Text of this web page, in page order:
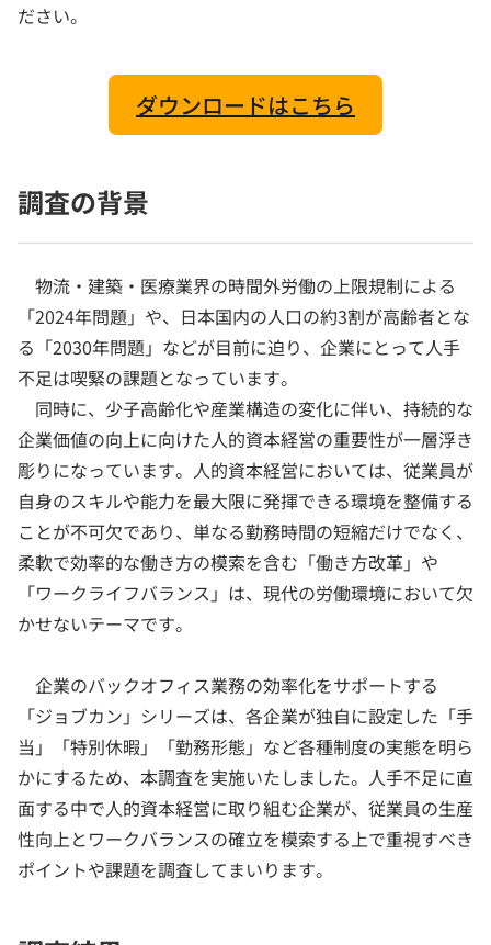
ださい。
ダウンロードはこちら
調査の背景
物流・建築・医療業界の時間外労働の上限規制による
「2024年問題」や、日本国内の人口の約3割が高齢者とな
る「2030年問題」などが目前に迫り、企業にとって人手
不足は喫緊の課題となっています。
同時に、少子高齢化や産業構造の変化に伴い、持続的な
企業価値の向上に向けた人的資本経営の重要性が一層浮き
彫りになっています。人的資本経営においては、従業員が
自身のスキルや能力を最大限に発揮できる環境を整備する
ことが不可欠であり、単なる勤務時間の短縮だけでなく、
柔軟で効率的な働き方の模索を含む「働き方改革」や
「ワークライフバランス」は、現代の労働環境において欠
かせないテーマです。
企業のバックオフィス業務の効率化をサポートする
「ジョブカン」シリーズは、各企業が独自に設定した「手
当」「特別休暇」「勤務形態」など各種制度の実態を明ら
かにするため、本調査を実施いたしました。人手不足に直
面する中で人的資本経営に取り組む企業が、従業員の生産
性向上とワークバランスの確立を模索する上で重視すべき
ポイントや課題を調査してまいります。